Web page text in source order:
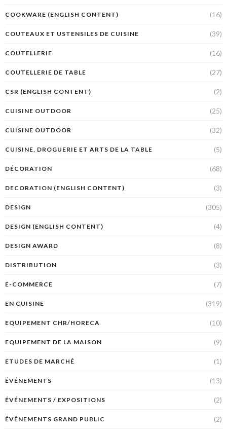
COOKWARE (ENGLISH CONTENT) (16)
COUTEAUX ET USTENSILES DE CUISINE (39)
COUTELLERIE (16)
COUTELLERIE DE TABLE (27)
CSR (ENGLISH CONTENT) (2)
CUISINE OUTDOOR (25)
CUISINE OUTDOOR (32)
CUISINE, DROGUERIE ET ARTS DE LA TABLE (5)
DÉCORATION (68)
DECORATION (ENGLISH CONTENT) (3)
DESIGN (305)
DESIGN (ENGLISH CONTENT) (4)
DESIGN AWARD (8)
DISTRIBUTION (3)
E-COMMERCE (7)
EN CUISINE (319)
EQUIPEMENT CHR/HORECA (10)
EQUIPEMENT DE LA MAISON (9)
ETUDES DE MARCHÉ (1)
ÉVÉNEMENTS (13)
ÉVÉNEMENTS / EXPOSITIONS (2)
ÉVÉNEMENTS GRAND PUBLIC (2)